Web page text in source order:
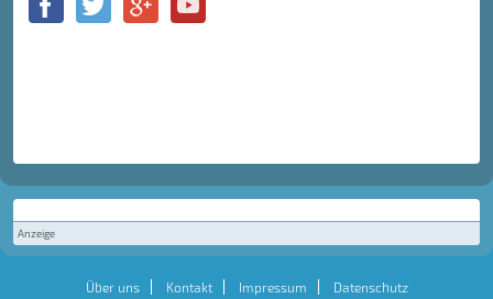
Anzeige
Über uns Kontakt Impressum Datenschutz